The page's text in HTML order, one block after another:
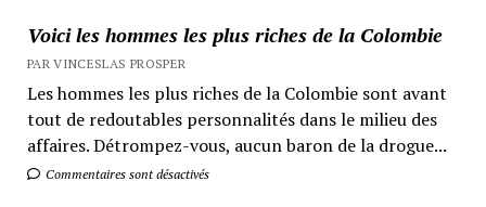
Voici les hommes les plus riches de la Colombie
PAR VINCESLAS PROSPER
Les hommes les plus riches de la Colombie sont avant
tout de redoutables personnalités dans le milieu des
affaires. Détrompez-vous, aucun baron de la drogue...
Commentaires sont désactivés